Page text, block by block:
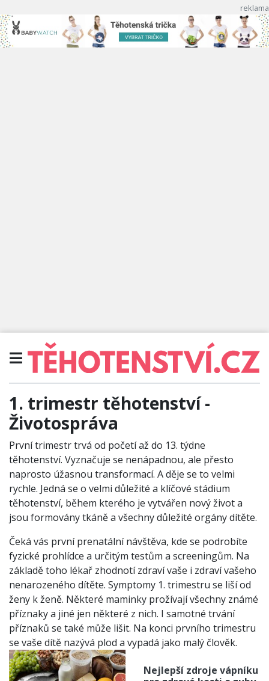
1. trimestr těhotenství -
Životospráva
První trimestr trvá od početí až do 13. týdne
těhotenství. Vyznačuje se nenápadnou, ale přesto
naprosto úžasnou transformací. A děje se to velmi
rychle. Jedná se o velmi důležité a klíčové stádium
těhotenství, během kterého je vytvářen nový život a
jsou formovány tkáně a všechny důležité orgány dítěte.
Čeká vás první prenatální návštěva, kde se podrobíte
fyzické prohlídce a určitým testům a screeningům. Na
základě toho lékař zhodnotí zdraví vaše i zdraví vašeho
nenarozeného dítěte. Symptomy 1. trimestru se liší od
ženy k ženě. Některé maminky prožívají všechny známé
příznaky a jiné jen některé z nich. I samotné trvání
příznaků se také může lišit. Na konci prvního trimestru
se vaše dítě nazývá plod a vypadá jako malý člověk.
Nejlepší zdroje vápníku